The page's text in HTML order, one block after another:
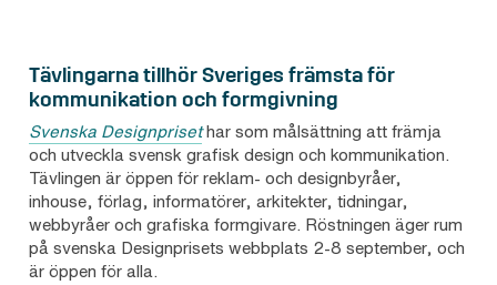
Tävlingarna tillhör Sveriges främsta för
kommunikation och formgivning
Svenska Designprisethar som målsättning att främja
och utveckla svensk grafisk design och kommunikation.
Tävlingen är öppen för reklam- och designbyråer,
inhouse, förlag, informatörer, arkitekter, tidningar,
webbyråer och grafiska formgivare. Röstningen äger rum
på svenska Designprisets webbplats 2-8 september, och
är öppen för alla.